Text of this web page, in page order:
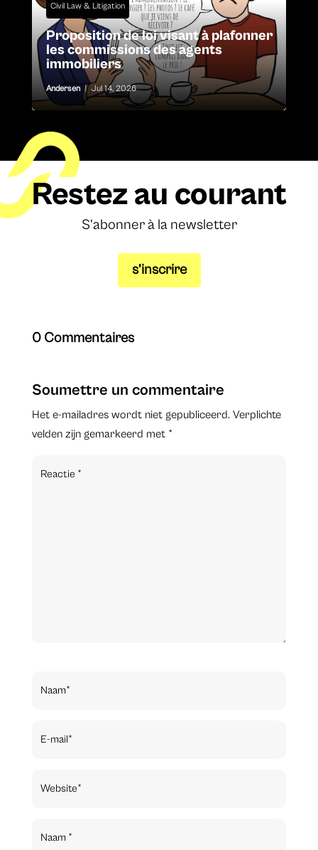
Civil Law & Litigation
Proposition de loi visant à plafonner
les commissions des agents
immobiliers
Andersen | Jul 14, 2026
Restez au courant
S’abonner à la newsletter
s’inscrire
0 Commentaires
Soumettre un commentaire
Het e-mailadres wordt niet gepubliceerd. Verplichte
velden zijn gemarkeerd met *